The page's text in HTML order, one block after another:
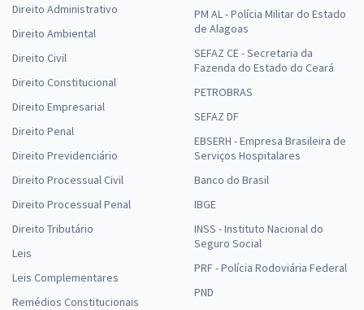
Direito Administrativo
Direito Ambiental
Direito Civil
Direito Constitucional
Direito Empresarial
Direito Penal
Direito Previdenciário
Direito Processual Civil
Direito Processual Penal
Direito Tributário
Leis
Leis Complementares
Remédios Constitucionais
PM AL - Polícia Militar do Estado
de Alagoas
SEFAZ CE - Secretaria da
Fazenda do Estado do Ceará
PETROBRAS
SEFAZ DF
EBSERH - Empresa Brasileira de
Serviços Hospitalares
Banco do Brasil
IBGE
INSS - Instituto Nacional do
Seguro Social
PRF - Polícia Rodoviária Federal
PND